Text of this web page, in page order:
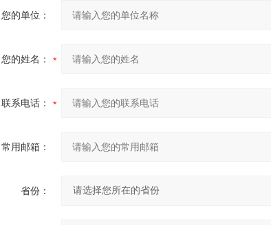
您的单位：
您的姓名：
联系电话：
常用邮箱：
省份：